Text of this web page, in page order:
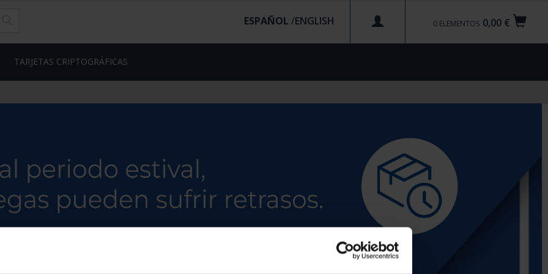
0,00 €
0 ELEMENTOS
ESPAÑOL /
TARJETAS CRIPTOGRÁFICAS